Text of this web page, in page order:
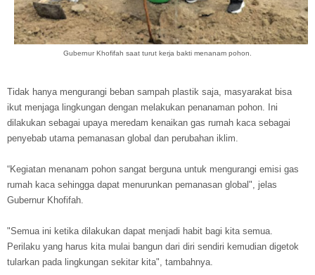
Gubernur Khofifah saat turut kerja bakti menanam pohon.
Tidak hanya mengurangi beban sampah plastik saja, masyarakat bisa
ikut menjaga lingkungan dengan melakukan penanaman pohon. Ini
dilakukan sebagai upaya meredam kenaikan gas rumah kaca sebagai
penyebab utama pemanasan global dan perubahan iklim.
“Kegiatan menanam pohon sangat berguna untuk mengurangi emisi gas
rumah kaca sehingga dapat menurunkan pemanasan global", jelas
Gubernur Khofifah.
"Semua ini ketika dilakukan dapat menjadi habit bagi kita semua.
Perilaku yang harus kita mulai bangun dari diri sendiri kemudian digetok
tularkan pada lingkungan sekitar kita", tambahnya.